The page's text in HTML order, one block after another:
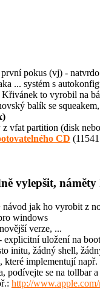
pokus (vj) -
... systém s
Křivánek to vyrobil na
balík se
z vfat partition (disk
CD
vylepšit, náměty
jak ho vyrobit z
windows
verze, ...
explicitní uložení na
initu, žádný shell,
které implementují
podívejte se na tollbar
http://www.apple.com/